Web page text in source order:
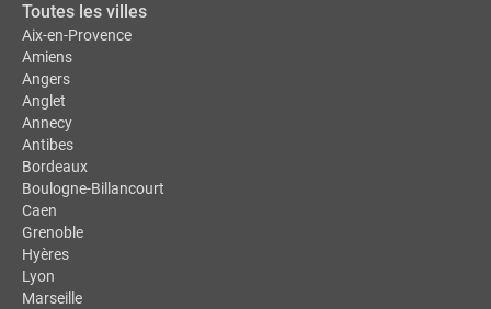
Toutes les villes
Aix-en-Provence
Amiens
Angers
Anglet
Annecy
Antibes
Bordeaux
Boulogne-Billancourt
Caen
Grenoble
Hyères
Lyon
Marseille